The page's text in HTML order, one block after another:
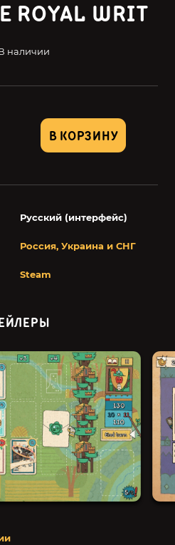
ROYAL WRIT
наличии
В КОРЗИНУ
Русский (интерфейс)
Россия, Украина и СНГ
Steam